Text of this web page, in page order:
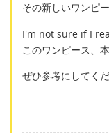
その新しいワンピ
I'm not sure if I
このワンピース、
ぜひ参考にしてくだ